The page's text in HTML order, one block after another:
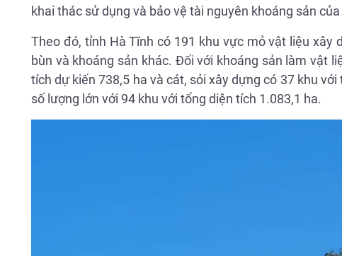
khai thác sử dụng và bảo vệ tài nguyên khoáng sản
Theo đó, tỉnh Hà Tĩnh có 191 khu vực mỏ vật liệu
bùn và khoáng sản khác. Đối với khoáng sản làm vật
tích dự kiến 738,5 ha và cát, sỏi xây dựng có 37 khu
số lượng lớn với 94 khu với tổng diện tích 1.083,1 ha.